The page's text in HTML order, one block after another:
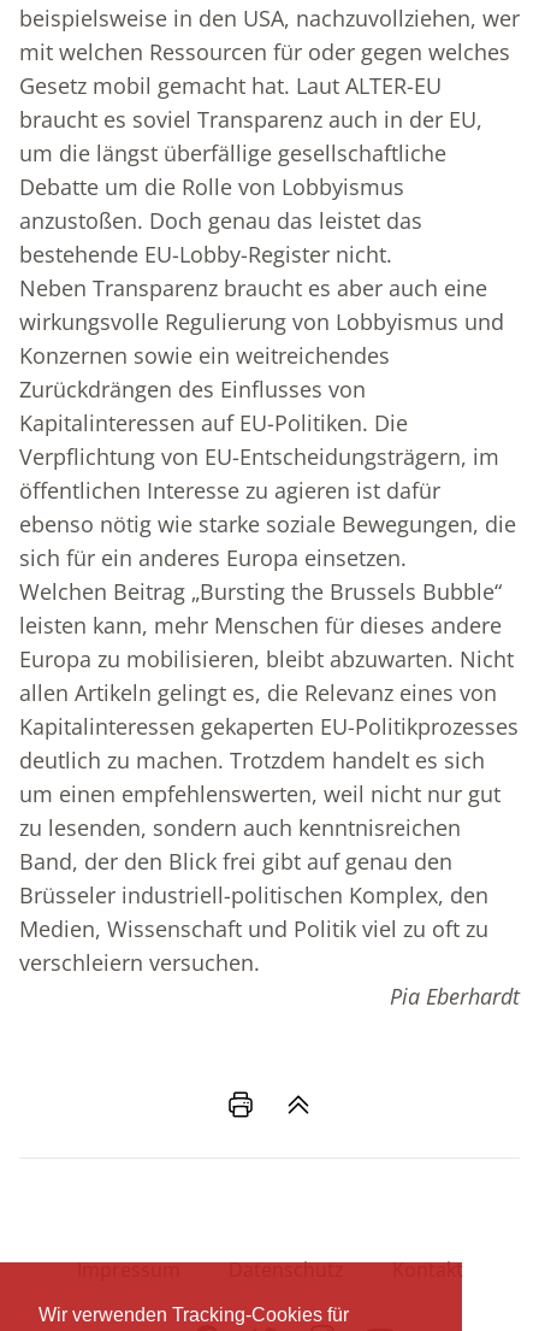
Wir verwenden Tracking-Cookies für
beispielsweise in den USA, nachzuvollziehen, wer
mit welchen Ressourcen für oder gegen welches
Gesetz mobil gemacht hat. Laut ALTER-EU
braucht es soviel Transparenz auch in der EU,
um die längst überfällige gesellschaftliche
Debatte um die Rolle von Lobbyismus
anzustoßen. Doch genau das leistet das
bestehende EU-Lobby-Register nicht.
Neben Transparenz braucht es aber auch eine
wirkungsvolle Regulierung von Lobbyismus und
Konzernen sowie ein weitreichendes
Zurückdrängen des Einflusses von
Kapitalinteressen auf EU-Politiken. Die
Verpflichtung von EU-Entscheidungsträgern, im
öffentlichen Interesse zu agieren ist dafür
ebenso nötig wie starke soziale Bewegungen, die
sich für ein anderes Europa einsetzen.
Welchen Beitrag „Bursting the Brussels Bubble“
leisten kann, mehr Menschen für dieses andere
Europa zu mobilisieren, bleibt abzuwarten. Nicht
allen Artikeln gelingt es, die Relevanz eines von
Kapitalinteressen gekaperten EU-Politikprozesses
deutlich zu machen. Trotzdem handelt es sich
um einen empfehlenswerten, weil nicht nur gut
zu lesenden, sondern auch kenntnisreichen
Band, der den Blick frei gibt auf genau den
Brüsseler industriell-politischen Komplex, den
Medien, Wissenschaft und Politik viel zu oft zu
verschleiern versuchen.
Pia Eberhardt
Impressum Datenschutz Kontakt